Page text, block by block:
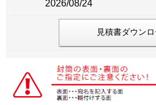
2026/08/24
見積書ダウンロ